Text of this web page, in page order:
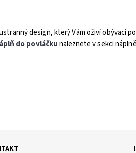
design, který Vám oživí obývací
do povláčkunaleznete v sekci